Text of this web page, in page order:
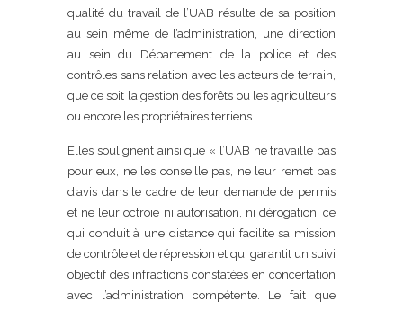
qualité du travail de l’UAB résulte de sa position
au sein même de l’administration, une direction
au sein du Département de la police et des
contrôles sans relation avec les acteurs de terrain,
que ce soit la gestion des forêts ou les agriculteurs
ou encore les propriétaires terriens.
Elles soulignent ainsi que « l’UAB ne travaille pas
pour eux, ne les conseille pas, ne leur remet pas
d’avis dans le cadre de leur demande de permis
et ne leur octroie ni autorisation, ni dérogation, ce
qui conduit à une distance qui facilite sa mission
de contrôle et de répression et qui garantit un suivi
objectif des infractions constatées en concertation
avec l’administration compétente. Le fait que